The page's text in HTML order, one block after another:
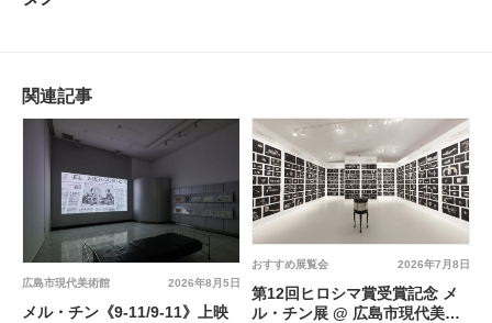
関連記事
2026年8月5日
広島市現代美術館
メル・チン《9-11/9-11》上映
2026年7月8日
おすすめ展覧会
第12回ヒロシマ賞受賞記念 メ
ル・チン展 @ 広島市現代美術